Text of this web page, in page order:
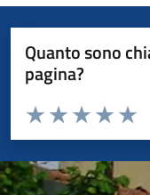
Quanto sono
pagina?
Valuta da 1 a 5 stelle la
Valuta 4
Valuta 3
Valuta 2 stelle
Valuta 1 stelle su 5